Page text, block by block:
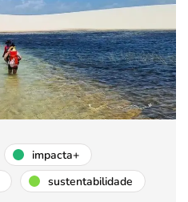
impacta+
sustentabilidade